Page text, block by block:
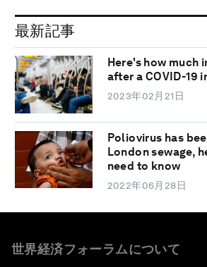
最新記事
Here's how much
after a COVID-19
2023年02月21日
Poliovirus has
London sewage,
need to know
2022年06月28日
世界経済フォーラムについて